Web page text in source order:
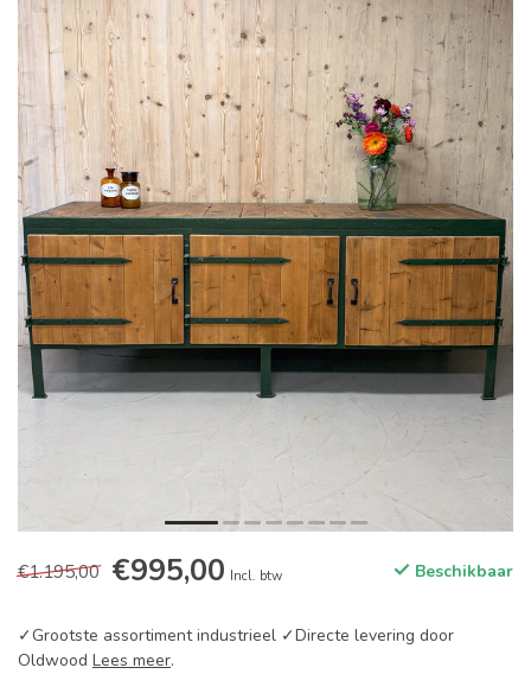
€1.195,00 €995,00 Incl. btw Beschikbaar
✓Grootste assortiment industrieel ✓Directe levering door
Oldwood Lees meer.